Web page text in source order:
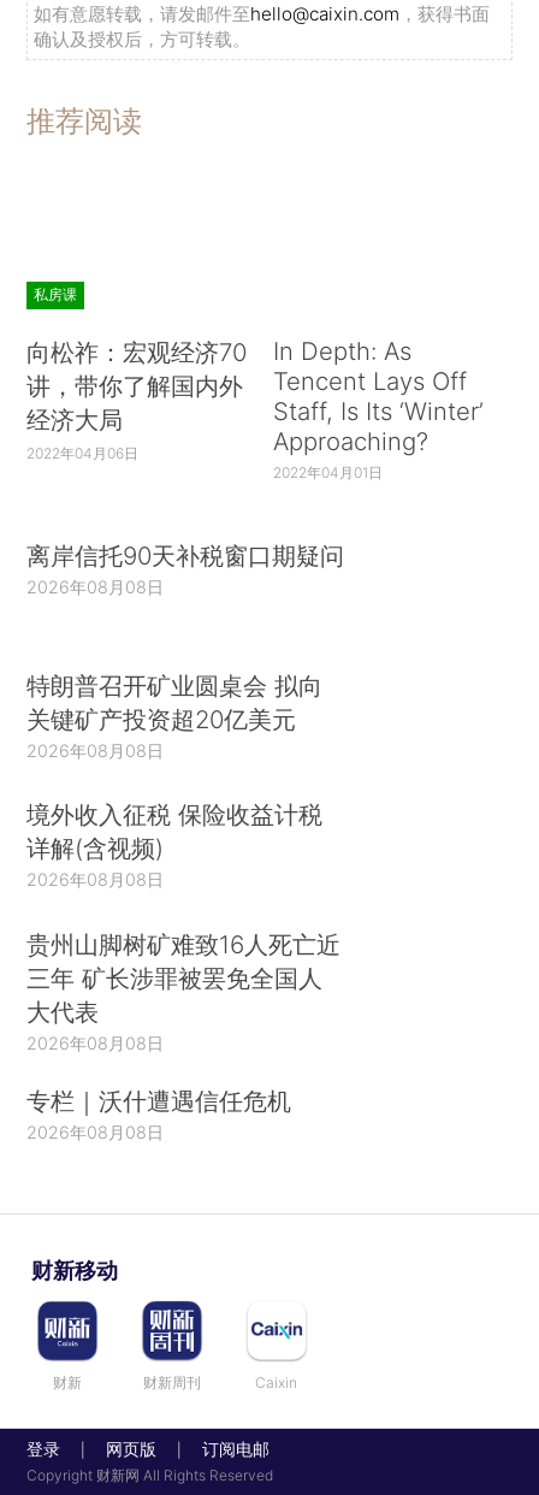
如有意愿转载，请发邮件至hello@caixin.com ，获得书面
确认及授权后，方可转载。
推荐阅读
私房课
向松祚：宏观经济70
讲，带你了解国内外
经济大局
2022年04月06日
In Depth: As
Tencent Lays Off
Staff, Is Its ‘Winter’
Approaching?
2022年04月01日
离岸信托90天补税窗口期疑问
2026年08月08日
特朗普召开矿业圆桌会 拟向
关键矿产投资超20亿美元
2026年08月08日
境外收入征税 保险收益计税
详解(含视频)
2026年08月08日
贵州山脚树矿难致16人死亡近
三年 矿长涉罪被罢免全国人
大代表
2026年08月08日
专栏｜沃什遭遇信任危机
2026年08月08日
财新移动
财新 财新周刊 Caixin
登录 网页版 订阅电邮
Copyright 财新网 All Rights Reserved